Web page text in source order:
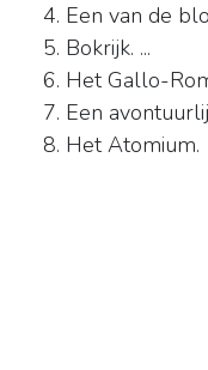
Een van de
Bokrijk. ...
Het Gallo-
Een
Het Atomium.